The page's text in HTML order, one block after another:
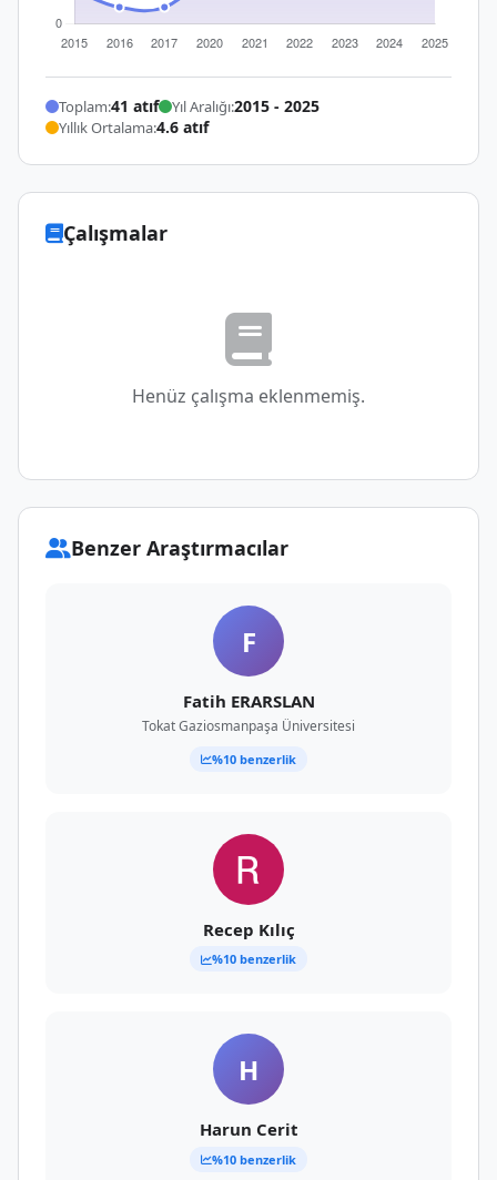
Toplam:41 atıf Yıl Aralığı:2015 - 2025
Yıllık Ortalama:4.6 atıf
Çalışmalar
Henüz çalışma eklenmemiş.
Benzer Araştırmacılar
F
Fatih ERARSLAN
Tokat Gaziosmanpaşa Üniversitesi
%10 benzerlik
Recep Kılıç
%10 benzerlik
H
Harun Cerit
%10 benzerlik